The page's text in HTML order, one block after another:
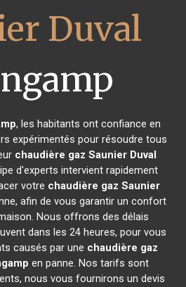
Duval
, les habitants ont confiance en
expérimentés pour résoudre tous
chaudière gaz Saunier Duval
d'experts intervient rapidement
votre chaudière gaz Saunier
afin de vous garantir un confort
Nous offrons des délais
dans les 24 heures, pour vous
causés par une chaudière gaz
en panne. Nos tarifs sont
nous vous fournirons un devis